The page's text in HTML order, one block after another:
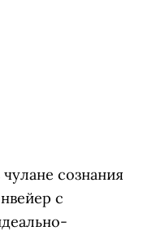
сознания
с